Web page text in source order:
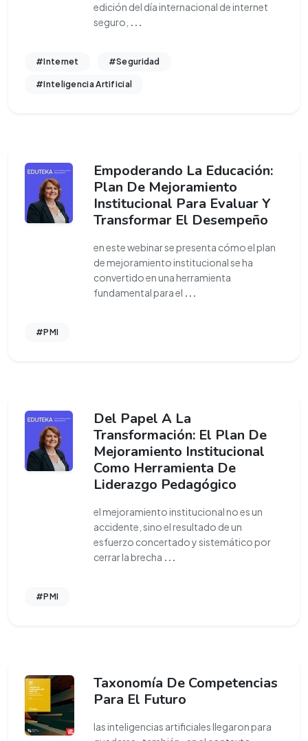
edición del día internacional de internet
seguro, ...
#Internet #Seguridad
#Inteligencia Artificial
Empoderando La Educación:
Plan De Mejoramiento
Institucional Para Evaluar Y
Transformar El Desempeño
en este webinar se presenta cómo el plan
de mejoramiento institucional se ha
convertido en una herramienta
fundamental para el ...
#PMI
Del Papel A La
Transformación: El Plan De
Mejoramiento Institucional
Como Herramienta De
Liderazgo Pedagógico
el mejoramiento institucional no es un
accidente, sino el resultado de un
esfuerzo concertado y sistemático por
cerrar la brecha ...
#PMI
Taxonomía De Competencias
Para El Futuro
las inteligencias artificiales llegaron para